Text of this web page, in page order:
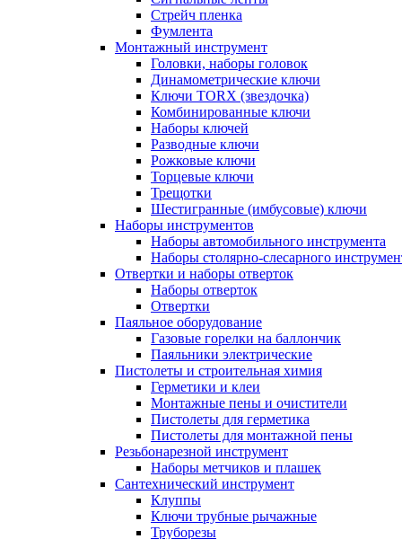
Стрейч пленка
Фумлента
Монтажный инструмент
Головки, наборы головок
Динамометрические ключи
Ключи TORX (звездочка)
Комбинированные ключи
Наборы ключей
Разводные ключи
Рожковые ключи
Торцевые ключи
Трещотки
Шестигранные (имбусовые) ключи
Наборы инструментов
Наборы автомобильного инструмента
Наборы столярно-слесарного
Отвертки и наборы отверток
Наборы отверток
Отвертки
Паяльное оборудование
Газовые горелки на баллончик
Паяльники электрические
Пистолеты и строительная химия
Герметики и клеи
Монтажные пены и очистители
Пистолеты для герметика
Пистолеты для монтажной пены
Резьбонарезной инструмент
Наборы метчиков и плашек
Сантехнический инструмент
Клуппы
Ключи трубные рычажные
Труборезы